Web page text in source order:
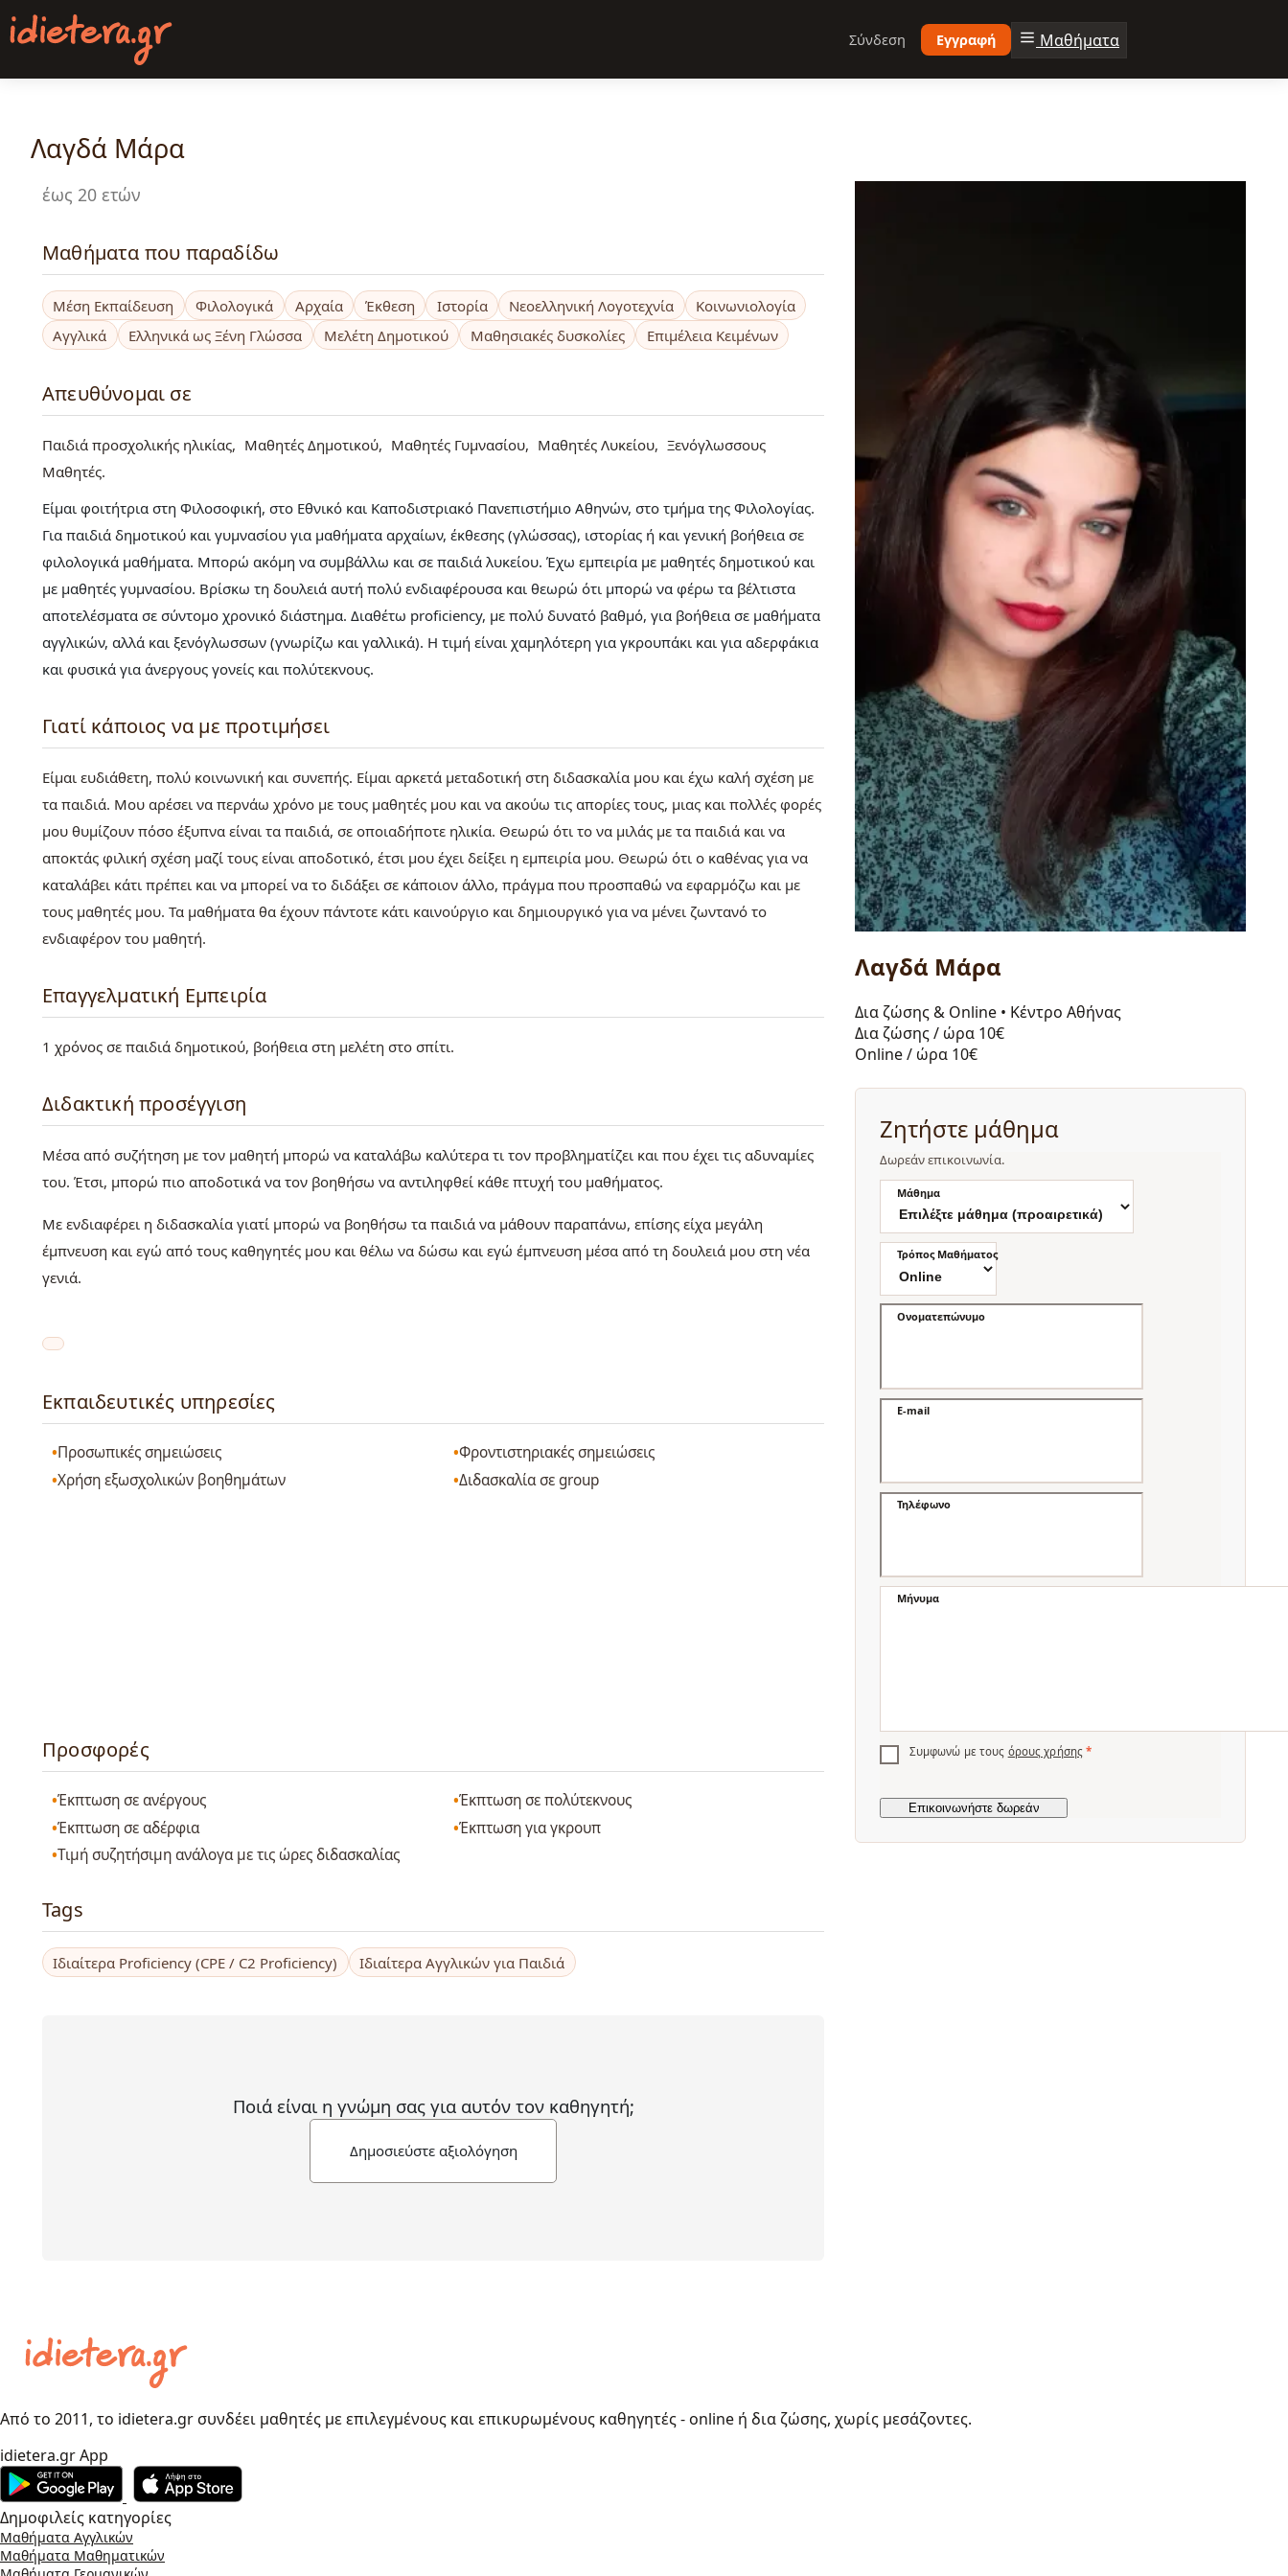
Παράκαμψη
προς
κυρίως
Σύνδεση Εγγραφή Μαθήματα
Λαγδά Μάρα
έως 20 ετών
Μαθήματα που παραδίδω
Μέση Εκπαίδευση Φιλολογικά Αρχαία Έκθεση Ιστορία Νεοελληνική Λογοτεχνία
Κοινωνιολογία
Αγγλικά
Ελληνικά ως Ξένη Γλώσσα Μελέτη Δημοτικού Μαθησιακές δυσκολίες Επιμέλεια Κειμένων
Απευθύνομαι σε
Παιδιά προσχολικής ηλικίας Μαθητές Δημοτικού Μαθητές Γυμνασίου Μαθητές Λυκείου
Ξενόγλωσσους
Μαθητές
Είμαι φοιτήτρια στη Φιλοσοφική, στο Εθνικό και Καποδιστριακό Πανεπιστήμιο Αθηνών, στο τμήμα της Φιλολογίας.
Για παιδιά δημοτικού και γυμνασίου για μαθήματα αρχαίων, έκθεσης (γλώσσας), ιστορίας ή και γενική βοήθεια σε
φιλολογικά μαθήματα. Μπορώ ακόμη να συμβάλλω και σε παιδιά λυκείου. Έχω εμπειρία με μαθητές δημοτικού και
με μαθητές γυμνασίου. Βρίσκω τη δουλειά αυτή πολύ ενδιαφέρουσα και θεωρώ ότι μπορώ να φέρω τα βέλτιστα
αποτελέσματα σε σύντομο χρονικό διάστημα. Διαθέτω proficiency, με πολύ δυνατό βαθμό, για βοήθεια σε μαθήματα
αγγλικών, αλλά και ξενόγλωσσων (γνωρίζω και γαλλικά). Η τιμή είναι χαμηλότερη για γκρουπάκι και για αδερφάκια
και φυσικά για άνεργους γονείς και πολύτεκνους.
Γιατί κάποιος να με προτιμήσει
Είμαι ευδιάθετη, πολύ κοινωνική και συνεπής. Είμαι αρκετά μεταδοτική στη διδασκαλία μου και έχω καλή σχέση με
τα παιδιά. Μου αρέσει να περνάω χρόνο με τους μαθητές μου και να ακούω τις απορίες τους, μιας και πολλές φορές
μου θυμίζουν πόσο έξυπνα είναι τα παιδιά, σε οποιαδήποτε ηλικία. Θεωρώ ότι το να μιλάς με τα παιδιά και να
αποκτάς φιλική σχέση μαζί τους είναι αποδοτικό, έτσι μου έχει δείξει η εμπειρία μου. Θεωρώ ότι ο καθένας για να
καταλάβει κάτι πρέπει και να μπορεί να το διδάξει σε κάποιον άλλο, πράγμα που προσπαθώ να εφαρμόζω και με
τους μαθητές μου. Τα μαθήματα θα έχουν πάντοτε κάτι καινούργιο και δημιουργικό για να μένει ζωντανό το
ενδιαφέρον του μαθητή.
Επαγγελματική Εμπειρία
1 χρόνος σε παιδιά δημοτικού, βοήθεια στη μελέτη στο σπίτι.
Διδακτική προσέγγιση
Μέσα από συζήτηση με τον μαθητή μπορώ να καταλάβω καλύτερα τι τον προβληματίζει και που έχει τις αδυναμίες
του. Έτσι, μπορώ πιο αποδοτικά να τον βοηθήσω να αντιληφθεί κάθε πτυχή του μαθήματος.
Με ενδιαφέρει η διδασκαλία γιατί μπορώ να βοηθήσω τα παιδιά να μάθουν παραπάνω, επίσης είχα μεγάλη
έμπνευση και εγώ από τους καθηγητές μου και θέλω να δώσω και εγώ έμπνευση μέσα από τη δουλειά μου στη νέα
γενιά.
Εκπαιδευτικές υπηρεσίες
Προσωπικές σημειώσεις
Φροντιστηριακές σημειώσεις
Χρήση εξωσχολικών βοηθημάτων
Διδασκαλία σε group
Προσφορές
Έκπτωση σε ανέργους
Έκπτωση σε πολύτεκνους
Έκπτωση σε αδέρφια
Έκπτωση για γκρουπ
Τιμή συζητήσιμη ανάλογα με τις ώρες διδασκαλίας
Tags
Ιδιαίτερα Proficiency (CPE / C2 Proficiency) Ιδιαίτερα Αγγλικών για Παιδιά
Ποιά είναι η γνώμη σας για αυτόν τον καθηγητή;
Δημοσιεύστε αξιολόγηση
Λαγδά Μάρα
Δια ζώσης & Online • Κέντρο Αθήνας
Δια ζώσης / ώρα 10€
Online / ώρα 10€
Ζητήστε μάθημα
Δωρεάν επικοινωνία.
Μάθημα
Τρόπος Μαθήματος
Ονοματεπώνυμο
E-mail
Τηλέφωνο
Μήνυμα
Συμφωνώ με τους όρους χρήσης *
Από το 2011, το idietera.gr συνδέει μαθητές με επιλεγμένους και επικυρωμένους καθηγητές - online ή δια ζώσης, χωρίς μεσάζοντες.
idietera.gr App
Δημοφιλείς κατηγορίες
Μαθήματα Αγγλικών
Μαθήματα Μαθηματικών